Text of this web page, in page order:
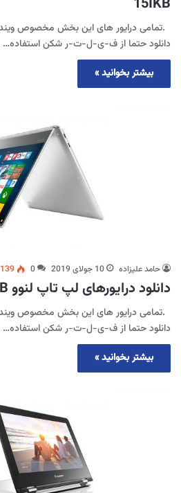
دانلود حتما از ف-ی-ل-ت-ر شکن استفاده…
بیشتر بخوانید »
حامد علیزاده 10 جولای 2019 0
139
دانلود درایورهای لپ تاپ لنوو Yoga 910-13IKB
دانلود حتما از ف-ی-ل-ت-ر شکن استفاده…
بیشتر بخوانید »